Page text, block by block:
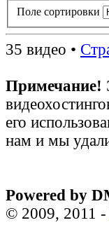
Поле сортировки
35 видео •
Примечание!
его
нам и мы
Powered by
© 2009, 2011 -